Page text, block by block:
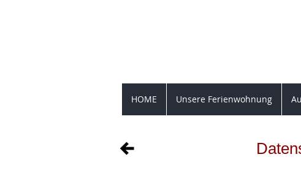
HOME Unsere Ferienwohnung